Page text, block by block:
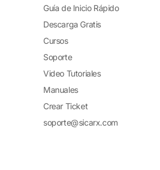
Guía de Inicio Rápido
Descarga Gratis
Cursos
Soporte
Video Tutoriales
Manuales
Crear Ticket
soporte@sicarx.com